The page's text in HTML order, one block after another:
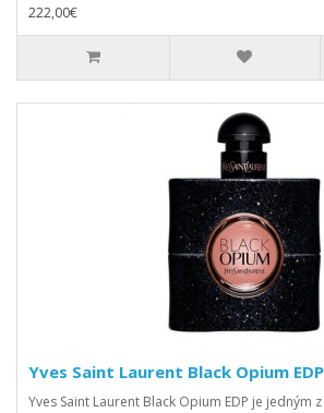
222,00€
Yves Saint Laurent Black Opium
Yves Saint Laurent Black Opium EDP je jedným